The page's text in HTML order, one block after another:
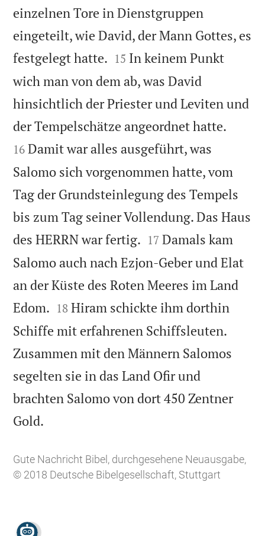
einzelnen Tore in Dienstgruppen
eingeteilt, wie David, der Mann Gottes, es
festgelegt hatte. 

15 In keinem Punkt
wich man von dem ab, was David
hinsichtlich der Priester und Leviten und
der Tempelschätze angeordnet hatte.
16 Damit war alles ausgeführt, was
Salomo sich vorgenommen hatte, vom
Tag der Grundsteinlegung des Tempels
bis zum Tag seiner Vollendung. Das Haus
des HERRN war fertig. 

17 Damals kam
Salomo auch nach Ezjon-Geber und Elat
an der Küste des Roten Meeres im Land
Edom. 

18 Hiram schickte ihm dorthin
Schiffe mit erfahrenen Schiffsleuten.
Zusammen mit den Männern Salomos
segelten sie in das Land Ofir und
brachten Salomo von dort 450 Zentner
Gold.
Gute Nachricht Bibel, durchgesehene Neuausgabe,
© 2018 Deutsche Bibelgesellschaft, Stuttgart